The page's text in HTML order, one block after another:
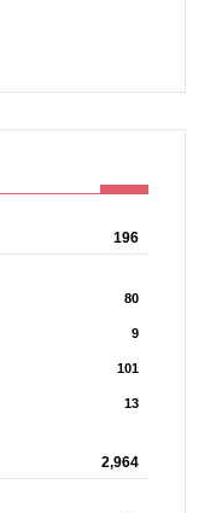
196
80
9
101
13
2,964